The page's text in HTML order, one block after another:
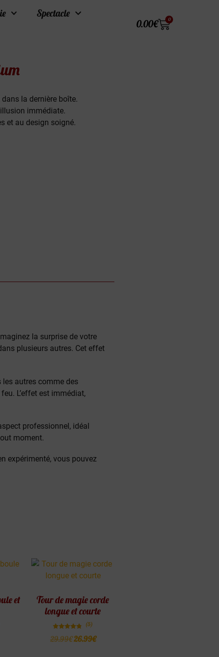
Spectacle
0.00€ 0
la dernière boîte.
immédiate.
et au design soigné.
la surprise de votre
plusieurs autres. Cet effet
autres comme des
L’effet est immédiat,
professionnel, idéal
moment.
expérimenté, vous pouvez
et
Tour de magie corde
longue et courte
4.80
(5)
29.99€26.99€